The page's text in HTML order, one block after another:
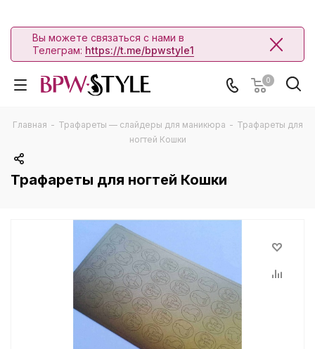
Вы можете связаться с нами в
Телеграм: https://t.me/bpwstyle1
0
Главная - Трафареты — слайдеры для маникюра - Трафареты для
ногтей Кошки
Трафареты для ногтей Кошки